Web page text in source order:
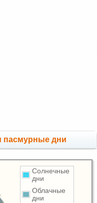
пасмурные дни
Солнечные
дни
Облачные
дни